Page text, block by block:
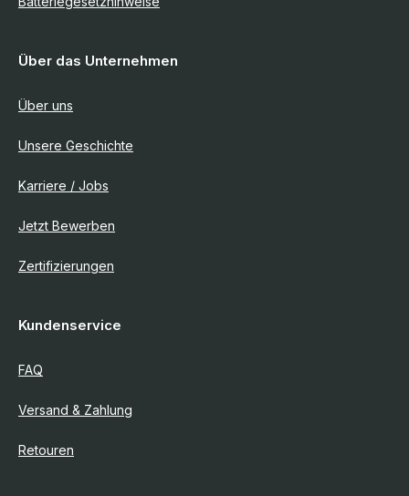
Über das Unternehmen
Über uns
Unsere Geschichte
Karriere / Jobs
Jetzt Bewerben
Zertifizierungen
Kundenservice
FAQ
Versand & Zahlung
Retouren